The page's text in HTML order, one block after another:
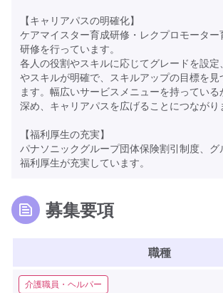
【キャリアパスの明確化】
ケアマイスター育成研修・レクプロモータ
研修を行っています。
各人の役割やスキルに応じてグレードを設
やスキルが明確で、スキルアップの目標を見
ます。幅広いサービスメニューを持ってい
深め、キャリアパスを広げることにつながり
【福利厚生の充実】
パナソニックグループ団体保険割引制度、
福利厚生が充実しています。
募集要項
職種
介護職員・ヘルパー